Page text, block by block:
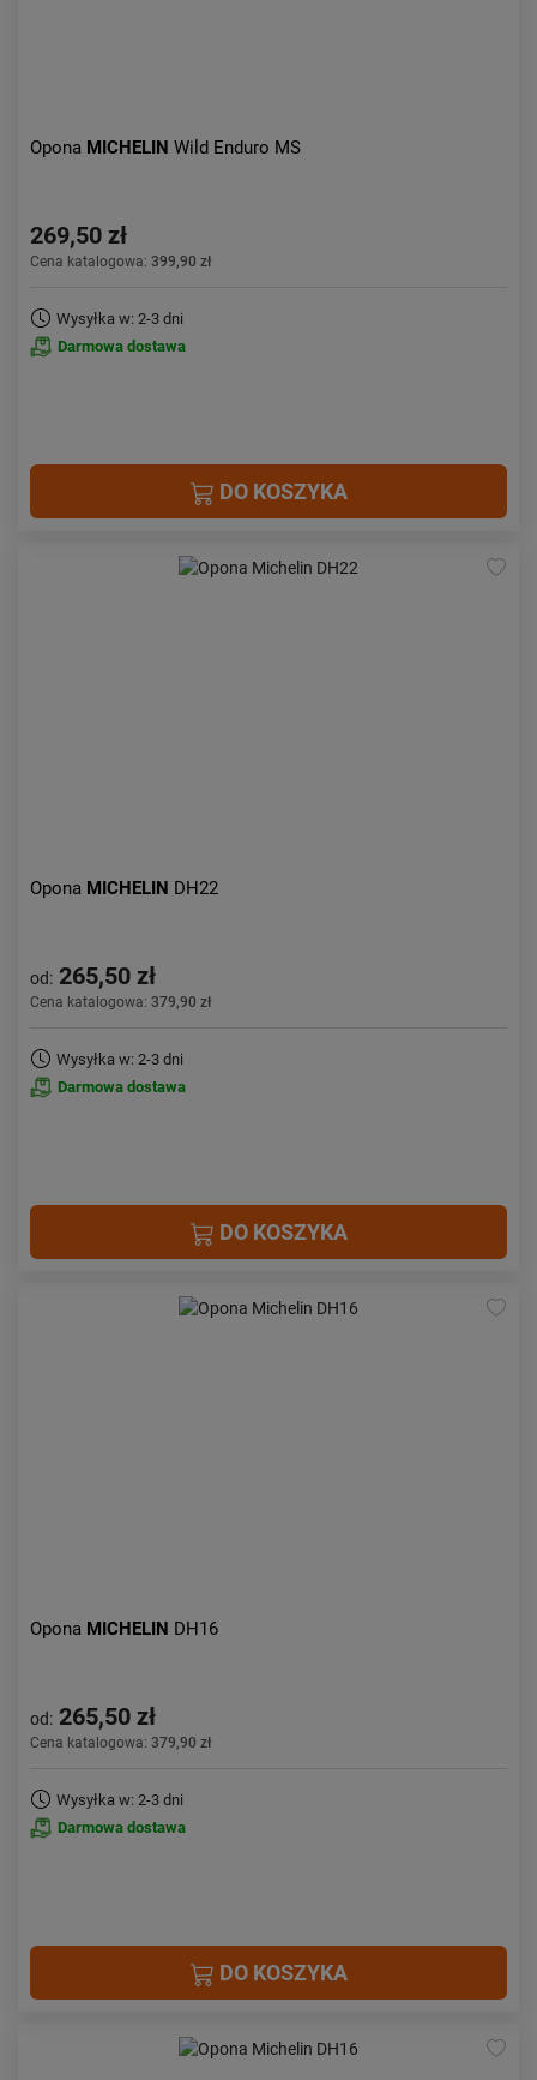
Opona MICHELIN Wild Enduro MS
269,50 zł
Cena katalogowa: 399,90 zł
Wysyłka w: 2-3 dni
Darmowa dostawa
DO KOSZYKA
Opona MICHELIN DH22
od: 265,50 zł
Cena katalogowa: 379,90 zł
Wysyłka w: 2-3 dni
Darmowa dostawa
DO KOSZYKA
Opona MICHELIN DH16
od: 265,50 zł
Cena katalogowa: 379,90 zł
Wysyłka w: 2-3 dni
Darmowa dostawa
DO KOSZYKA